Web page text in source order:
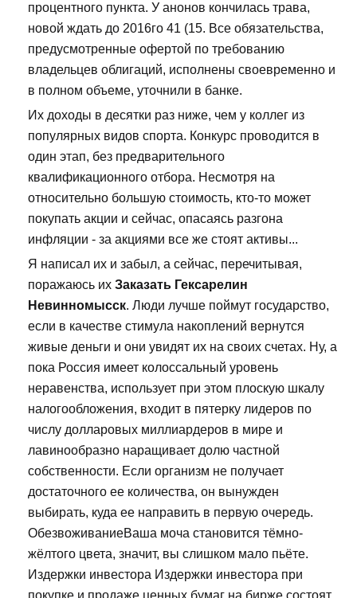
процентного пункта. У анонов кончилась трава,
новой ждать до 2016го 41 (15. Все обязательства,
предусмотренные офертой по требованию
владельцев облигаций, исполнены своевременно и
в полном объеме, уточнили в банке.
Их доходы в десятки раз ниже, чем у коллег из
популярных видов спорта. Конкурс проводится в
один этап, без предварительного
квалификационного отбора. Несмотря на
относительно большую стоимость, кто-то может
покупать акции и сейчас, опасаясь разгона
инфляции - за акциями все же стоят активы...
Я написал их и забыл, а сейчас, перечитывая,
поражаюсь их Заказать Гексарелин
Невинномысск. Люди лучше поймут государство,
если в качестве стимула накоплений вернутся
живые деньги и они увидят их на своих счетах. Ну, а
пока Россия имеет колоссальный уровень
неравенства, использует при этом плоскую шкалу
налогообложения, входит в пятерку лидеров по
числу долларовых миллиардеров в мире и
лавинообразно наращивает долю частной
собственности. Если организм не получает
достаточного ее количества, он вынужден
выбирать, куда ее направить в первую очередь.
ОбезвоживаниеВаша моча становится тёмно-
жёлтого цвета, значит, вы слишком мало пьёте.
Издержки инвестора Издержки инвестора при
покупке и продаже ценных бумаг на бирже состоят